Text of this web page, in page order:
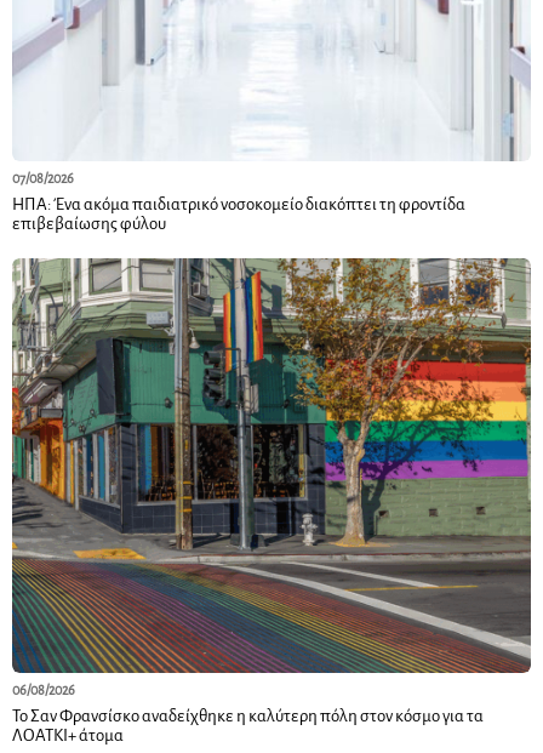
07/08/2026
ΗΠΑ: Ένα ακόμα παιδιατρικό νοσοκομείο διακόπτει τη φροντίδα
επιβεβαίωσης φύλου
06/08/2026
Το Σαν Φρανσίσκο αναδείχθηκε η καλύτερη πόλη στον κόσμο για τα
ΛΟΑΤΚΙ+ άτομα